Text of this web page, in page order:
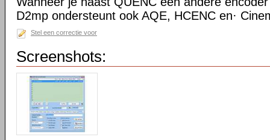
D2mp ondersteunt ook AQE, HCENC en·
Stel een correctie voor
Screenshots: